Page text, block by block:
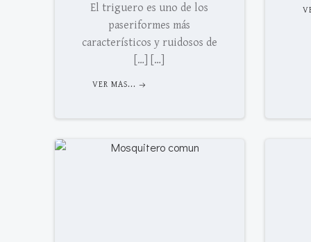
El triguero es uno de los
paseriformes más
característicos y ruidosos de
[…] […]
VER MAS...